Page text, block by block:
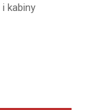
kabiny